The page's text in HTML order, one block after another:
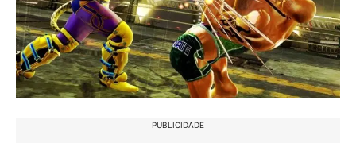
PUBLICIDADE